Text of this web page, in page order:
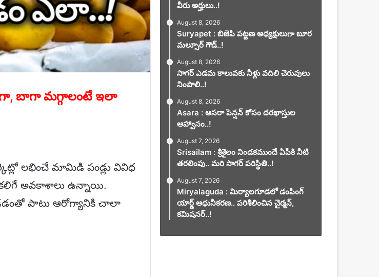
బాగా మగ్గాలంటే ఇలా
లభించే మామిడి పండ్లు వివిధ
అవకాశాలు ఉన్నాయి.
పాటు ఆరోగ్యానికి చాలా
వీరు అర్హులు..!
August 8, 2026
Suryapet : బిజెపి పట్టణ అధ్యక్షులుగా బూర
మల్సూర్ గౌడ్..!
August 8, 2026
సాగర్ ఎడమ కాలువకు నీళ్లు వదిలి చెరువులు
నింపాలి..!
August 8, 2026
Asara : ఆసరా పెన్షన్ కోసం దరఖాస్తుల
ఆహ్వానం..!
August 7, 2026
Srisailam : శ్రీశైలం నిండకముందే ఏపీకి నీటి
తరలింపు.. మరి సాగర్ పరిస్థితి..!
August 7, 2026
Miryalaguda : మిర్యాలగూడలో డంపింగ్
యార్డ్ ఆధునీకరణ.. పరిశీలించిన చైర్మన్,
కమిషనర్..!